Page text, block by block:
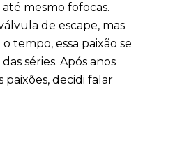
até mesmo fofocas.
de escape, mas
tempo, essa paixão se
séries. Após anos
decidi falar